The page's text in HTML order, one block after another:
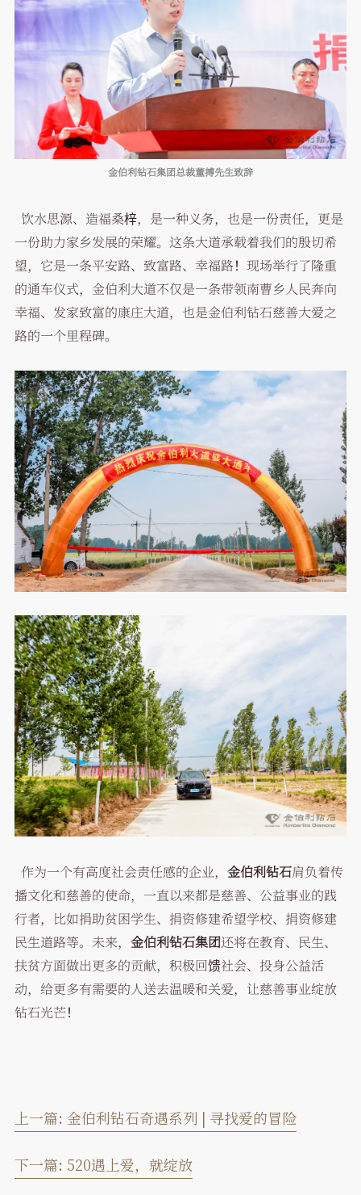
金伯利钻石集团总裁董搏先生致辞
饮水思源、造福桑梓，是一种义务，也是一份责任，更是
一份助力家乡发展的荣耀。这条大道承载着我们的殷切希
望，它是一条平安路、致富路、幸福路！现场举行了隆重
的通车仪式，金伯利大道不仅是一条带领南曹乡人民奔向
幸福、发家致富的康庄大道，也是金伯利钻石慈善大爱之
路的一个里程碑。
作为一个有高度社会责任感的企业， 金伯利钻石肩负着传
播文化和慈善的使命，一直以来都是慈善、公益事业的践
行者，比如捐助贫困学生、捐资修建希望学校、捐资修建
民生道路等。未来， 金伯利钻石集团还将在教育、民生、
扶贫方面做出更多的贡献，积极回馈社会、投身公益活
动，给更多有需要的人送去温暖和关爱，让慈善事业绽放
钻石光芒！
上一篇: 金伯利钻石奇遇系列 | 寻找爱的冒险
下一篇: 520遇上爱，就绽放